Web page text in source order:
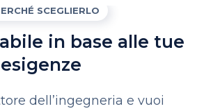
SCEGLIERLO
in base alle tue
esigenze
dell’ingegneria e vuoi